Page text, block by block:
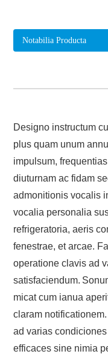
Notabilia Producta
Designo instructum
plus quam unum
impulsum,
diuturnam ac fidam
admonitionis vocalis
vocalia personalia
refrigeratoria, aeris
fenestrae, et arcae.
operatione clavis ad
satisfaciendum.
micat cum ianua
claram
ad varias
efficaces sine nimia